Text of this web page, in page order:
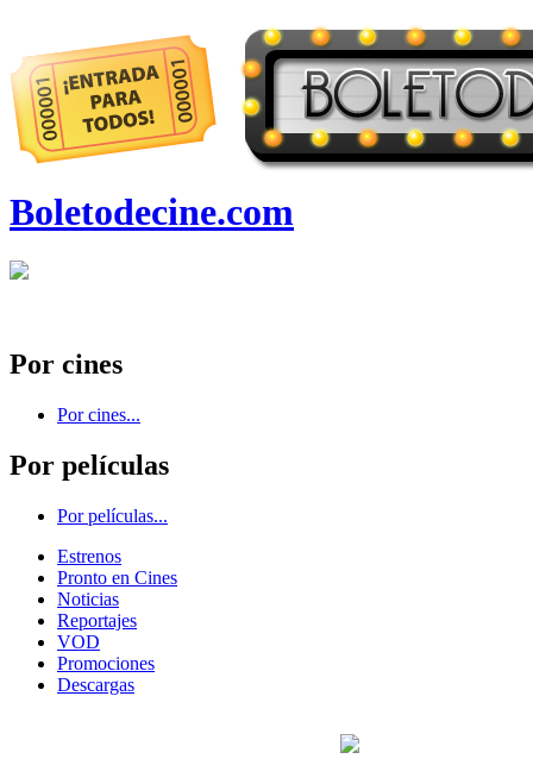
Boletodecine.com
Por cines
Por cines...
Por películas
Por películas...
Estrenos
Pronto en Cines
Noticias
Reportajes
VOD
Promociones
Descargas